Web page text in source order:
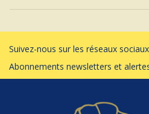
Suivez-nous sur les réseaux sociaux
Abonnements newsletters et